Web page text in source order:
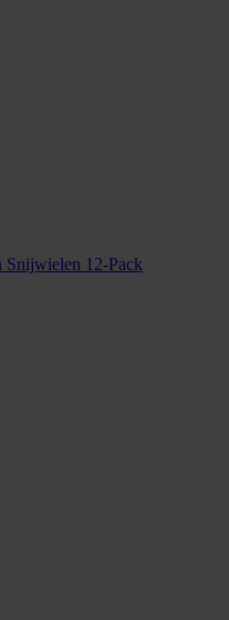
Snijwielen 12-Pack